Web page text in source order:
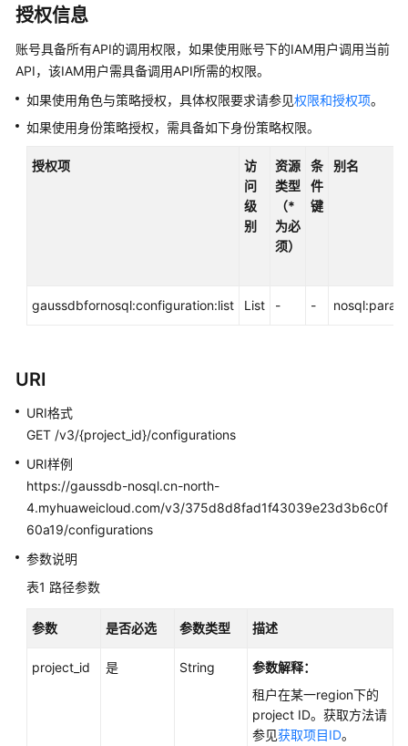
兼
容
DynamoDB
口
GeminiDB
Mongo
技
白
皮
书
API
参
使
前
读
授权信息
账号具备所有API的调用权限，如果使用账号下的IAM用户调用当前
API，该IAM用户需具备调用API所需的权限。
如果使用角色与策略授权，具体权限要求请参见权限和授权项。
如果使用身份策略授权，需具备如下身份策略权限。
授权项
访
问
级
别
资源
类型
（*
为必
须）
条
件
键
别名
gaussdbfornosql:configuration:list List - -
URI
URI格式
GET /v3/{project_id}/configurations
URI样例
https://gaussdb-nosql.cn-north-
4.myhuaweicloud.com/v3/375d8d8fad1f43039e23d3b6c0f
60a19/configurations
参数说明
表1 路径参数
参数 是否必选 参数类型 描述
project_id 是 String
参数解释：
租户在某一region下的
project ID。获取方法请
参见获取项目ID。